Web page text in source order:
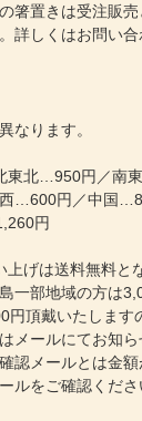
箸置きは受注販
詳しくはお問い合
なります。
東北…950円／南
西…600円／中国
円
げは送料無料と
一部地域の方は
円頂戴いたします
メールにてお知ら
認メールとは金
ルをご確認くださ